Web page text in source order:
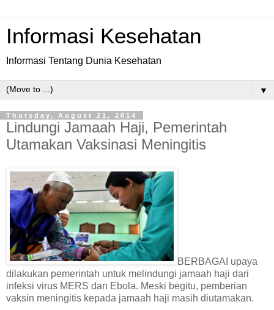
Informasi Kesehatan
Informasi Tentang Dunia Kesehatan
▼
Thursday, August 21, 2014
Lindungi Jamaah Haji, Pemerintah
Utamakan Vaksinasi Meningitis
BERBAGAI upaya
dilakukan pemerintah untuk melindungi jamaah haji dari
infeksi virus MERS dan Ebola. Meski begitu, pemberian
vaksin meningitis kepada jamaah haji masih diutamakan.